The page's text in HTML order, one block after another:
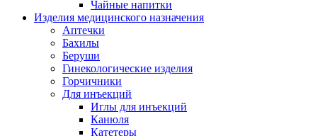
Чайные напитки
Изделия медицинского назначения
Аптечки
Бахилы
Беруши
Гинекологические изделия
Горчичники
Для инъекций
Иглы для инъекций
Канюля
Катетеры